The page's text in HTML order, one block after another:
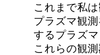
これまで私
プラズマ観
するプラズ
これらの観